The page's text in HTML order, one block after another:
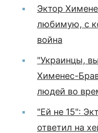
Эктор
любимую, с
война
"Украинцы,
Хименес-
людей во
"Ей не 15":
ответил на